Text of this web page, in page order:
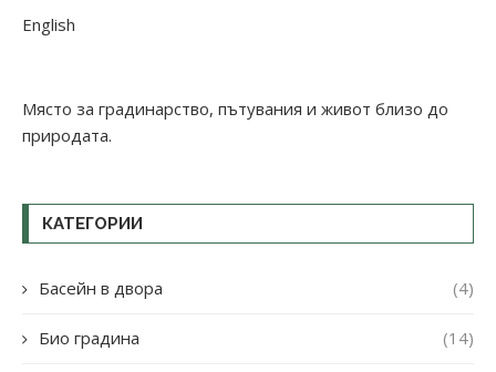
English
Място за градинарство, пътувания и живот близо до
природата.
КАТЕГОРИИ
Басейн в двора (4)
Био градина (14)